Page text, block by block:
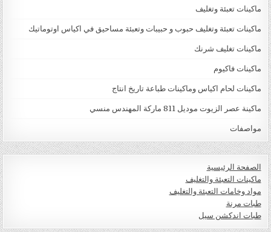
ماكينات تعبئة وتغليف
ماكينات تعبئة وتغليف حبوب و حبيبات وتعبئة مساحيق في اكياس اوتوماتيك
ماكينات تغليف شرنك
ماكينات فاكيوم
ماكينات لحام اكياس وماكينات طباعة تاريخ انتاج
ماكينة عصر الزيوت موديل 811 ماركة المهندس منسي
مواصفات
الصفحة الرئيسية
ماكينات التعبئة والتغليف
مواد وخامات التعبئة والتغليف
طبات مرنة
طبات اندكشن سيل